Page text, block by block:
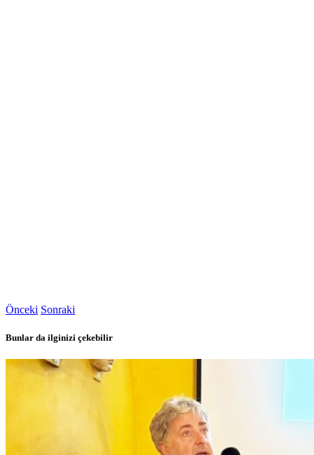
Önceki Sonraki
Bunlar da ilginizi çekebilir